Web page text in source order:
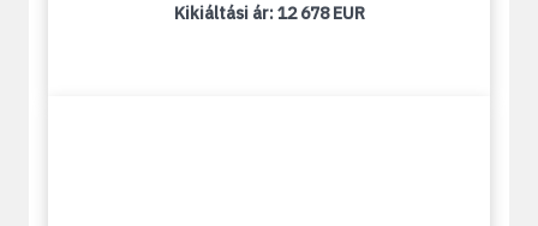
Kikiáltási ár:12 678 EUR